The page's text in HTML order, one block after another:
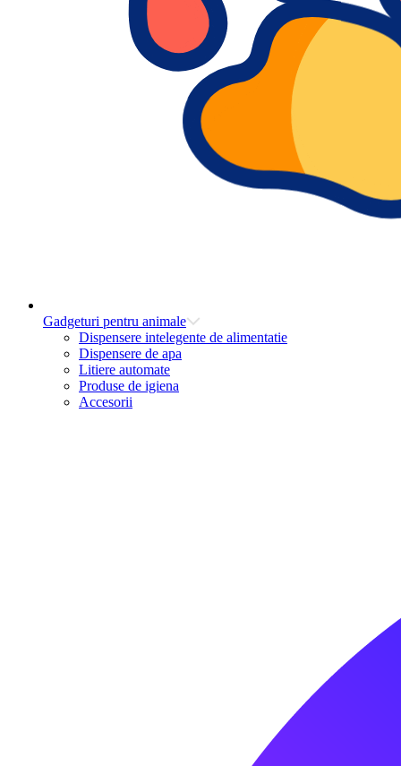
Gadgeturi pentru animale
Dispensere intelegente de alimentatie
Dispensere de apa
Litiere automate
Produse de igiena
Accesorii